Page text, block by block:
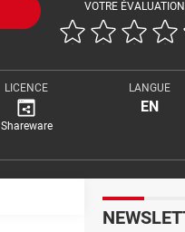
VOTRE ÉVALUATION
LICENCE
Shareware
LANGUE
EN